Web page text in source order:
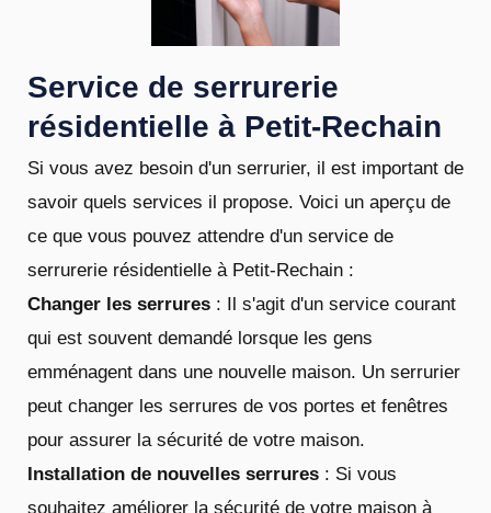
Service de serrurerie
résidentielle à Petit-Rechain
Si vous avez besoin d'un serrurier, il est important de
savoir quels services il propose. Voici un aperçu de
ce que vous pouvez attendre d'un service de
serrurerie résidentielle à Petit-Rechain :
Changer les serrures : Il s'agit d'un service courant
qui est souvent demandé lorsque les gens
emménagent dans une nouvelle maison. Un serrurier
peut changer les serrures de vos portes et fenêtres
pour assurer la sécurité de votre maison.
Installation de nouvelles serrures : Si vous
souhaitez améliorer la sécurité de votre maison à